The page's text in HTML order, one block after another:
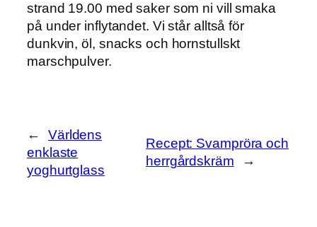
strand 19.00 med saker som ni vill smaka
på under inflytandet. Vi står alltså för
dunkvin, öl, snacks och hornstullskt
marschpulver.
←
Världens
enklaste
yoghurtglass
Recept: Svampröra och
herrgårdskräm
→